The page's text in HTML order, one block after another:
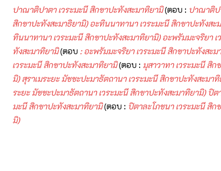
ปาณาติปาตา เวระมะนี สิกขาปะทังสะมาทิยามิ(ตอบ : ปาณาติป
สิกขาปะทังสะมาธิยามิ) อะทินนาทานา เวระมะนี สิกขาปะทังส
ทินนาทานา เวระมะนี สิกขาปะทังสะมาทิยามิ) อะพรัมมะจริยา เ
ทังสะมาทิยามิ(ตอบ : อะพรัมมะจริยา เวระมะนี สิกขาปะทังสะ
เวระมะนี สิกขาปะทังสะมาทิยามิ(ตอบ : มุสาวาทา เวระมะนี สิก
มิ) สุราเมระยะ มัชชะปะมาธัตถานา เวระมะนี สิกขาปะทังสะมา
ระยะ มัชชะปะมาธัตถานา เวระมะนี สิกขาปะทังสะมาทิยามิ) ปิต
มะนี สิกขาปะทังสะมาทิยามิ(ตอบ : ปิตาละโภชนา เวระมะนี สิก
มิ)